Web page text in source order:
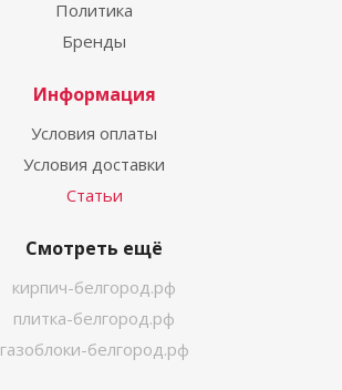
Политика
Бренды
Информация
Условия оплаты
Условия доставки
Статьи
Смотреть ещё
кирпич-белгород.рф
плитка-белгород.рф
газоблоки-белгород.рф